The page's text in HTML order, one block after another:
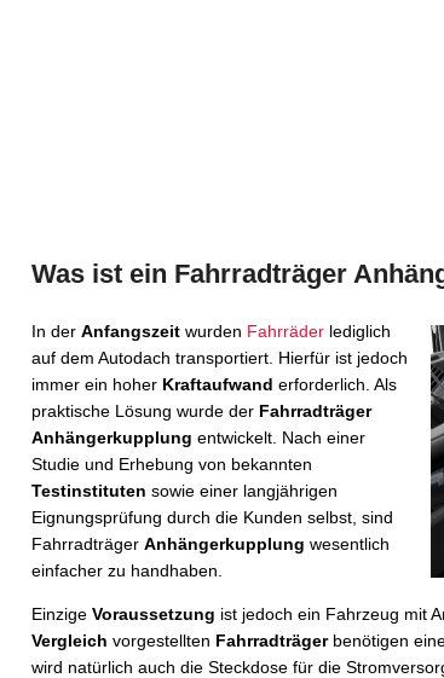
Was ist ein Fahrradträger
In der Anfangszeit wurden Fahrräder lediglich
auf dem Autodach transportiert. Hierfür ist jedoch
immer ein hoher Kraftaufwand erforderlich. Als
praktische Lösung wurde der Fahrradträger
Anhängerkupplung entwickelt. Nach einer
Studie und Erhebung von bekannten
Testinstituten sowie einer langjährigen
Eignungsprüfung durch die Kunden selbst, sind
Fahrradträger Anhängerkupplung wesentlich
einfacher zu handhaben.
Einzige Voraussetzung ist jedoch ein Fahrzeug mit
Vergleich vorgestellten Fahrradträgerbenötigen
wird natürlich auch die Steckdose für die